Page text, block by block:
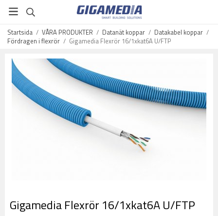
Startsida / VÅRA PRODUKTER / Datanät koppar / Datakabel koppar /
Fördragen i flexrör / Gigamedia Flexrör 16/1xkat6A U/FTP
Gigamedia Flexrör 16/1xkat6A U/FTP